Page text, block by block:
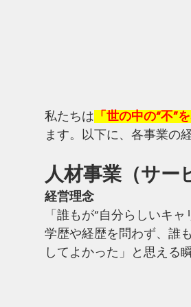
私たちは 「世の中の“不”
ます。以下に、各事業の
人材事業（サー
経営理念
「誰もが“自分らしいキ
学歴や経歴を問わず、誰
してよかった」と思える